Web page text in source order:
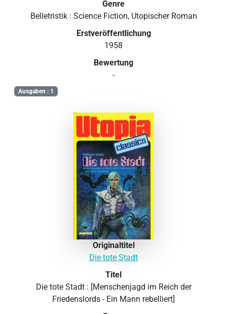
Genre
Belletristik : Science Fiction, Utopischer Roman
Erstveröffentlichung
1958
Bewertung
-
Ausgaben : 1
Originaltitel
Die tote Stadt
Titel
Die tote Stadt : [Menschenjagd im Reich der
Friedenslords - Ein Mann rebelliert]